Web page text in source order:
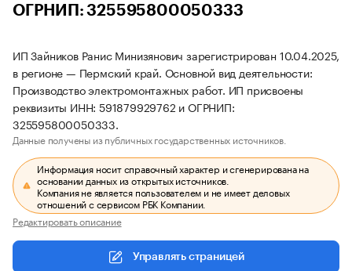
ОГРНИП: 325595800050333
ИП Зайников Ранис Минизянович зарегистрирован 10.04.2025,
в регионе — Пермский край. Основной вид деятельности:
Производство электромонтажных работ. ИП присвоены
реквизиты ИНН: 591879929762 и ОГРНИП:
325595800050333.
Данные получены из публичных государственных источников.
Информация носит справочный характер и сгенерирована на
основании данных из открытых источников.
Компания не является пользователем и не имеет деловых
отношений с сервисом РБК Компании.
Редактировать описание
Управлять страницей